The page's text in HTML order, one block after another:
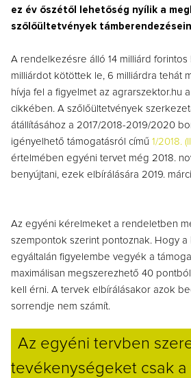
ez év őszétől lehetőség nyílik a
szőlőültetvények
A rendelkezésre álló 14 milliárd
milliárdot kötöttek le, 6 milliárdra tehát
hívja fel a figyelmet az agrarszektor.hu
cikkében. A szőlőültetvények
átállításához a 2017/2018-2019/2020
igényelhető támogatásról című 1/2018.
értelmében egyéni tervet még 2018.
benyújtani, ezek elbírálására 2019.
Az egyéni kérelmeket a rendeletben
szempontok szerint pontoznak. Hogy a
egyáltalán figyelembe vegyék a
maximálisan megszerezhető 40
kell érni. A tervek elbírálásakor azok
sorrendje nem számít.
Az egyéni tervben
tevékenységeket csak a